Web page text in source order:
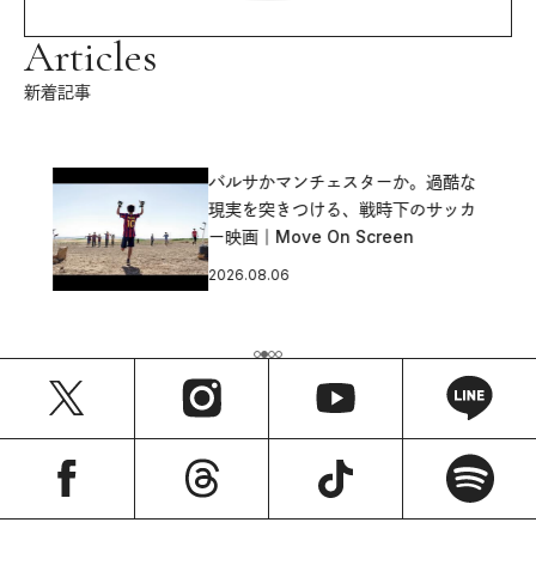
Articles
新着記事
バルサかマンチェスターか。過酷な
現実を突きつける、戦時下のサッカ
ー映画｜Move On Screen
2026.08.06